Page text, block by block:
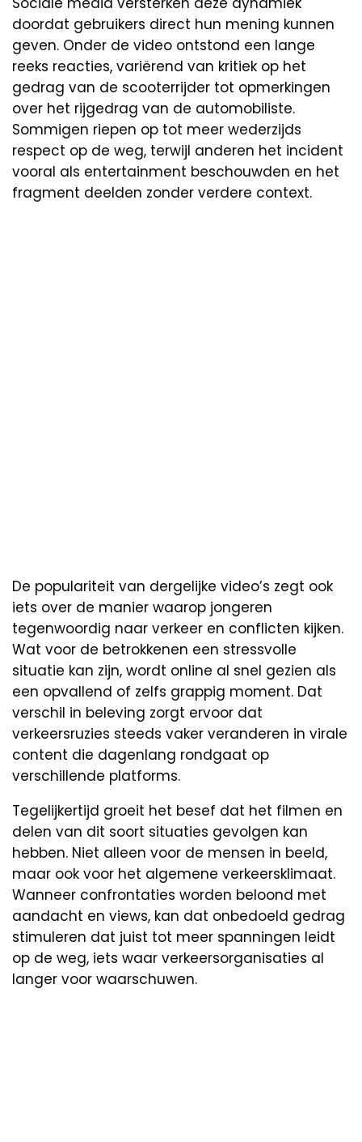
doordat gebruikers direct hun mening kunnen
geven. Onder de video ontstond een lange
reeks reacties, variërend van kritiek op het
gedrag van de scooterrijder tot opmerkingen
over het rijgedrag van de automobiliste.
Sommigen riepen op tot meer wederzijds
respect op de weg, terwijl anderen het incident
vooral als entertainment beschouwden en het
fragment deelden zonder verdere context.
De populariteit van dergelijke video’s zegt ook
iets over de manier waarop jongeren
tegenwoordig naar verkeer en conflicten kijken.
Wat voor de betrokkenen een stressvolle
situatie kan zijn, wordt online al snel gezien als
een opvallend of zelfs grappig moment. Dat
verschil in beleving zorgt ervoor dat
verkeersruzies steeds vaker veranderen in virale
content die dagenlang rondgaat op
verschillende platforms.
Tegelijkertijd groeit het besef dat het filmen en
delen van dit soort situaties gevolgen kan
hebben. Niet alleen voor de mensen in beeld,
maar ook voor het algemene verkeersklimaat.
Wanneer confrontaties worden beloond met
aandacht en views, kan dat onbedoeld gedrag
stimuleren dat juist tot meer spanningen leidt
op de weg, iets waar verkeersorganisaties al
langer voor waarschuwen.